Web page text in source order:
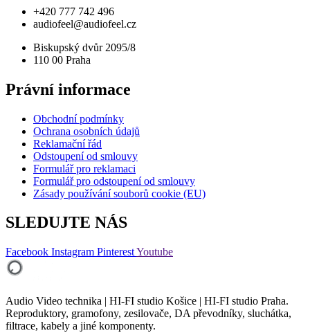
+420 777 742 496
audiofeel@audiofeel.cz
Biskupský dvůr 2095/8
110 00 Praha
Právní informace
Obchodní podmínky
Ochrana osobních údajů
Reklamační řád
Odstoupení od smlouvy
Formulář pro reklamaci
Formulář pro odstoupení od smlouvy
Zásady používání souborů cookie (EU)
SLEDUJTE NÁS
Facebook Instagram PinterestYoutube
Audio Video technika | HI-FI studio Košice | HI-FI studio Praha.
Reproduktory, gramofony, zesilovače, DA převodníky, sluchátka,
filtrace, kabely a jiné komponenty.